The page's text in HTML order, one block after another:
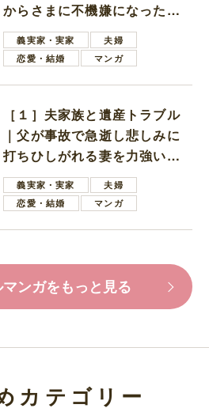
からさまに不機嫌になった義
母義実家・実家
夫婦
恋愛・結婚
マンガ
［１］夫家族と遺産トラブル
｜父が事故で急逝し悲しみに
打ちひしがれる妻を力強い言
葉で励ます夫
義実家・実家
夫婦
恋愛・結婚
マンガ
ンガをもっと見る
カテゴリー